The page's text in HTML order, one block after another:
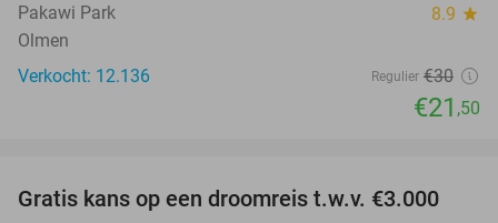
Pakawi Park 8.9 star
Olmen
Verkocht: 12.136
Regulier €30
€21 ,50
Gratis kans op een droomreis t.w.v. €3.000